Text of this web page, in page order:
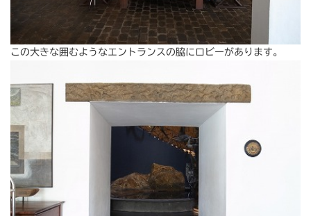
この大きな囲むようなエントランスの脇にロビーがあります。